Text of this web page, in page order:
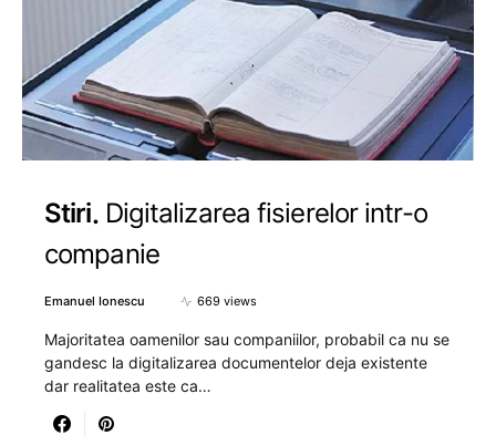
Stiri Digitalizarea fisierelor intr-o
companie
Emanuel Ionescu 669 views
Majoritatea oamenilor sau companiilor, probabil ca nu se
gandesc la digitalizarea documentelor deja existente
dar realitatea este ca…